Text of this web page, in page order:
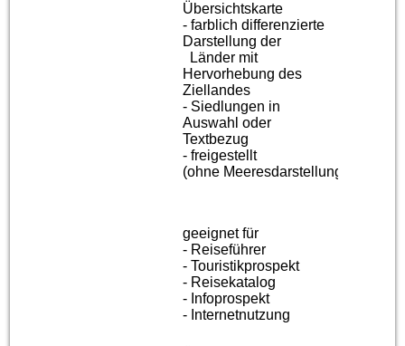
Übersichtskarte
- farblich differenzierte
Darstellung der
Länder mit
Hervorhebung des
Ziellandes
- Siedlungen in
Auswahl oder
Textbezug
- freigestellt
(ohne Meeresdarstellung)
geeignet für
- Reiseführer
- Touristikprospekt
- Reisekatalog
- Infoprospekt
- Internetnutzung